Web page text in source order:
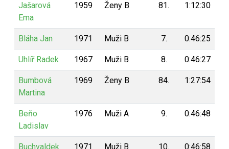
Jašarová
Ema
1959 Ženy B 81. 1:12:30
Bláha Jan 1971 Muži B 7. 0:46:25
Uhlíř Radek 1967 Muži B 8. 0:46:27
Bumbová
Martina
1969 Ženy B 84. 1:27:54
Beňo
Ladislav
1976 Muži A 9. 0:46:48
Buchvaldek
1971 Muži B 10. 0:46:58